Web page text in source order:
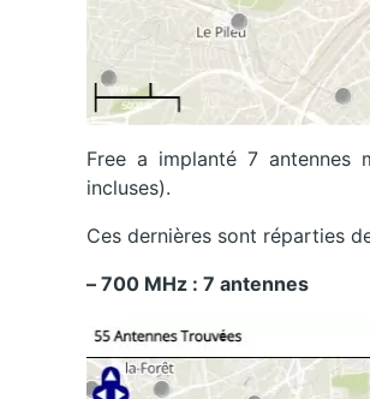
Free a implanté 7 antennes
incluses).
Ces dernières sont réparties
– 700 MHz : 7 antennes